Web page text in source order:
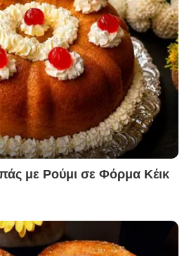
με Ρούμι σε Φόρμα Κέικ